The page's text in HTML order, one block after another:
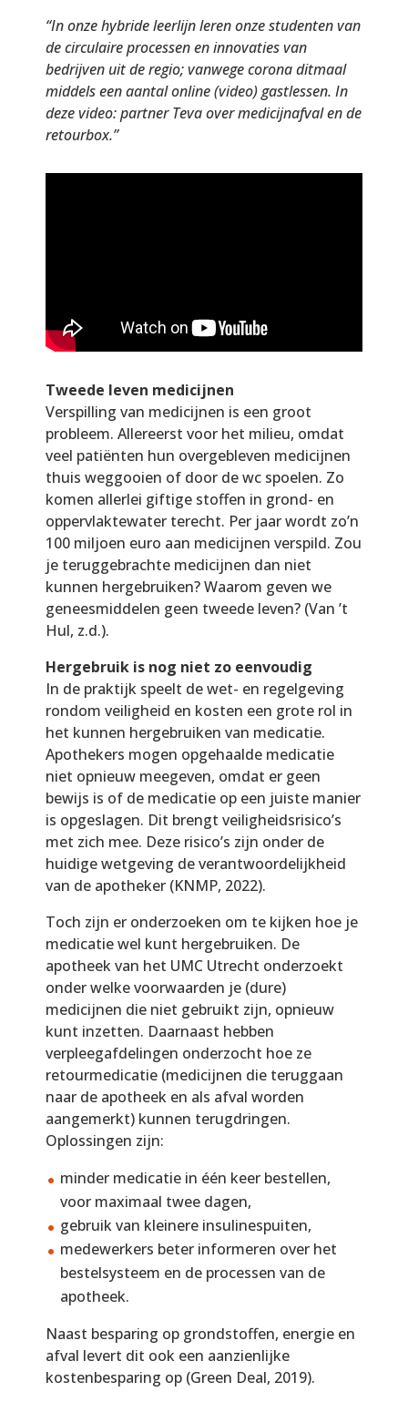
“In onze hybride leerlijn leren onze studenten van
de circulaire processen en innovaties van
bedrijven uit de regio; vanwege corona ditmaal
middels een aantal online (video) gastlessen. In
deze video: partner Teva over medicijnafval en de
retourbox.”
Tweede leven medicijnen
Verspilling van medicijnen is een groot
probleem. Allereerst voor het milieu, omdat
veel patiënten hun overgebleven medicijnen
thuis weggooien of door de wc spoelen. Zo
komen allerlei giftige stoffen in grond- en
oppervlaktewater terecht. Per jaar wordt zo’n
100 miljoen euro aan medicijnen verspild. Zou
je teruggebrachte medicijnen dan niet
kunnen hergebruiken? Waarom geven we
geneesmiddelen geen tweede leven? (Van ’t
Hul, z.d.).
Hergebruik is nog niet zo eenvoudig
In de praktijk speelt de wet- en regelgeving
rondom veiligheid en kosten een grote rol in
het kunnen hergebruiken van medicatie.
Apothekers mogen opgehaalde medicatie
niet opnieuw meegeven, omdat er geen
bewijs is of de medicatie op een juiste manier
is opgeslagen. Dit brengt veiligheidsrisico’s
met zich mee. Deze risico’s zijn onder de
huidige wetgeving de verantwoordelijkheid
van de apotheker (KNMP, 2022).
Toch zijn er onderzoeken om te kijken hoe je
medicatie wel kunt hergebruiken. De
apotheek van het UMC Utrecht onderzoekt
onder welke voorwaarden je (dure)
medicijnen die niet gebruikt zijn, opnieuw
kunt inzetten. Daarnaast hebben
verpleegafdelingen onderzocht hoe ze
retourmedicatie (medicijnen die teruggaan
naar de apotheek en als afval worden
aangemerkt) kunnen terugdringen.
Oplossingen zijn:
minder medicatie in één keer bestellen,
voor maximaal twee dagen,
gebruik van kleinere insulinespuiten,
medewerkers beter informeren over het
bestelsysteem en de processen van de
apotheek.
Naast besparing op grondstoffen, energie en
afval levert dit ook een aanzienlijke
kostenbesparing op (Green Deal, 2019).